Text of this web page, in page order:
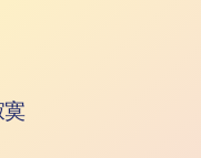
寞